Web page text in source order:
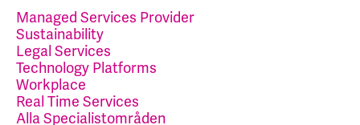
Managed Services Provider
Sustainability
Legal Services
Technology Platforms
Workplace
Real Time Services
Alla Specialistområden